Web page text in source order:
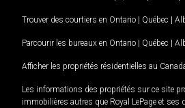
Trouver des courtiers en Ontario | Québec |
Parcourir les bureaux en Ontario | Québec |
Afficher les propriétés résidentielles au
Les informations des propriétés sur ce site
immobilières autres que Royal LePage et